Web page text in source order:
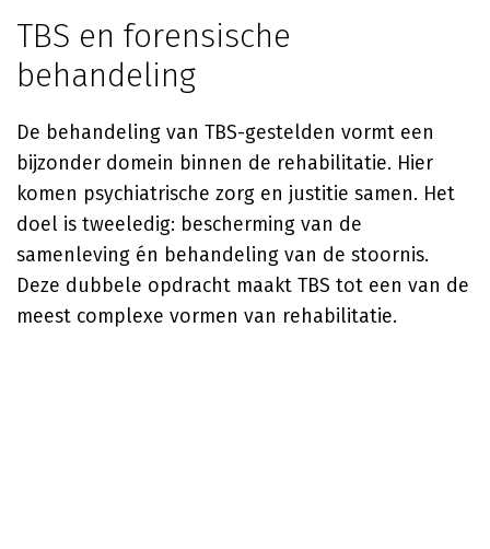
TBS en forensische
behandeling
De behandeling van TBS-gestelden vormt een
bijzonder domein binnen de rehabilitatie. Hier
komen psychiatrische zorg en justitie samen. Het
doel is tweeledig: bescherming van de
samenleving én behandeling van de stoornis.
Deze dubbele opdracht maakt TBS tot een van de
meest complexe vormen van rehabilitatie.